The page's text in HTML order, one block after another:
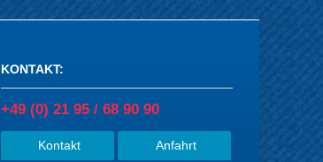
KONTAKT:
+49 (0) 21 95 / 68 90 90
Kontakt Anfahrt